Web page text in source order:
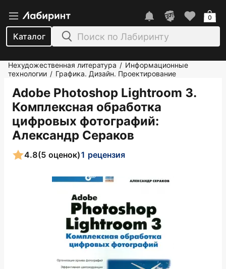
Каталог
0
Нехудожественная литература / Информационные
технологии / Графика. Дизайн. Проектирование
Adobe Photoshop Lightroom 3.
Комплексная обработка
цифровых фотографий:
Александр Сераков
4.8(5 оценок)1 рецензия